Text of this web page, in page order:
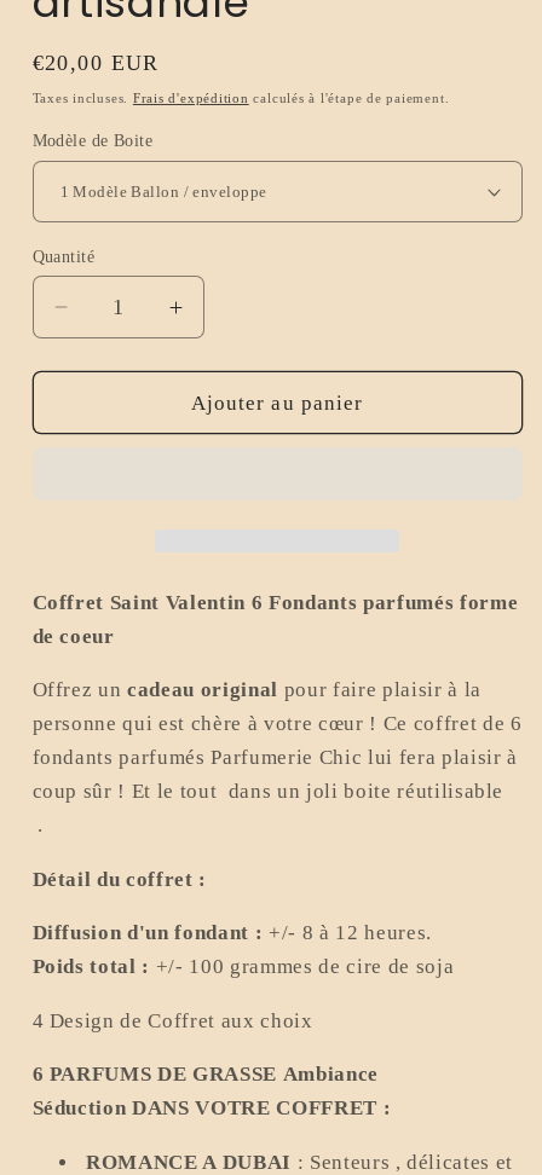
Prix
habituel
€20,00 EUR
Taxes incluses. Frais d'expédition calculés à l'étape de paiement.
Modèle de Boite
Quantité
Réduire
la
quantité
Coffret
Augmenter
la
quantité
de
Coffret
Ajouter au panier
Coffret Saint Valentin 6 Fondants parfumés forme
de coeur
Offrez un cadeau original pour faire plaisir à la
personne qui est chère à votre cœur ! Ce coffret de 6
fondants parfumés Parfumerie Chic lui fera plaisir à
coup sûr ! Et le tout dans un joli boite réutilisable
.
Détail du coffret :
Diffusion d'un fondant : +/- 8 à 12 heures.
Poids total : +/- 100 grammes de cire de soja
4 Design de Coffret aux choix
6 PARFUMS DE GRASSE Ambiance
Séduction DANS VOTRE COFFRET :
ROMANCE A DUBAI : Senteurs , délicates et